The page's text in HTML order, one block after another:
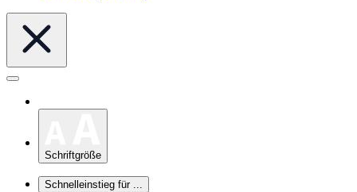
Schriftgröße
Schnelleinstieg für ...